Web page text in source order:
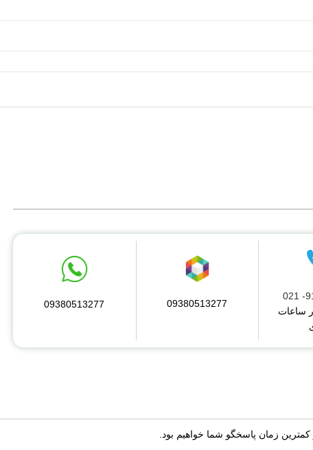
ساعات
09380513277
09380513277
زمان پاسخگو شما خواهیم بود.